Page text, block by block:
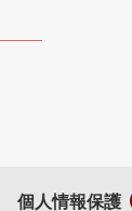
個人情報保護